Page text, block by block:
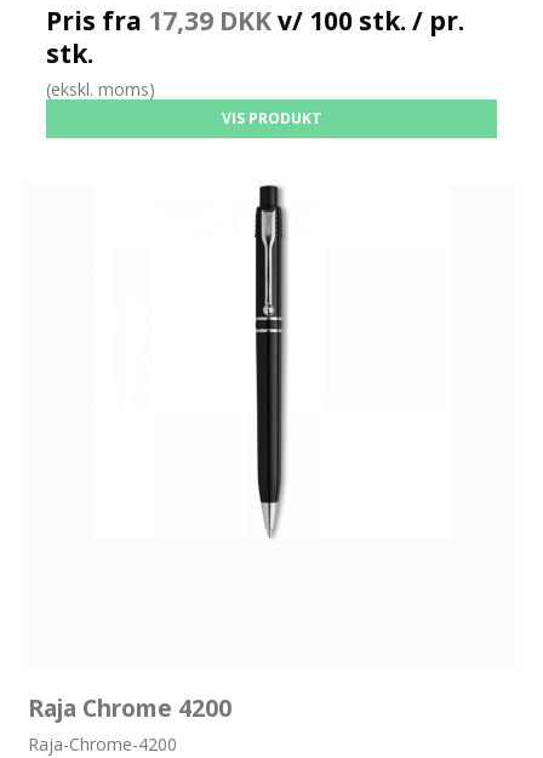
Pris fra 17,39 DKKv/ 100 stk. / pr.
stk.
(ekskl. moms)
VIS PRODUKT
Raja Chrome 4200
Raja-Chrome-4200